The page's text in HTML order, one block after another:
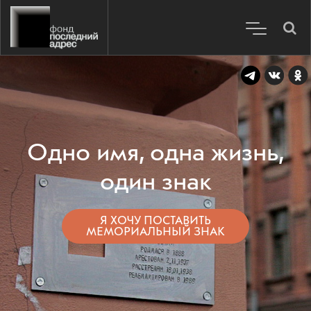
Одно имя, одна жизнь,
один знак
Я ХОЧУ ПОСТАВИТЬ
МЕМОРИАЛЬНЫЙ ЗНАК